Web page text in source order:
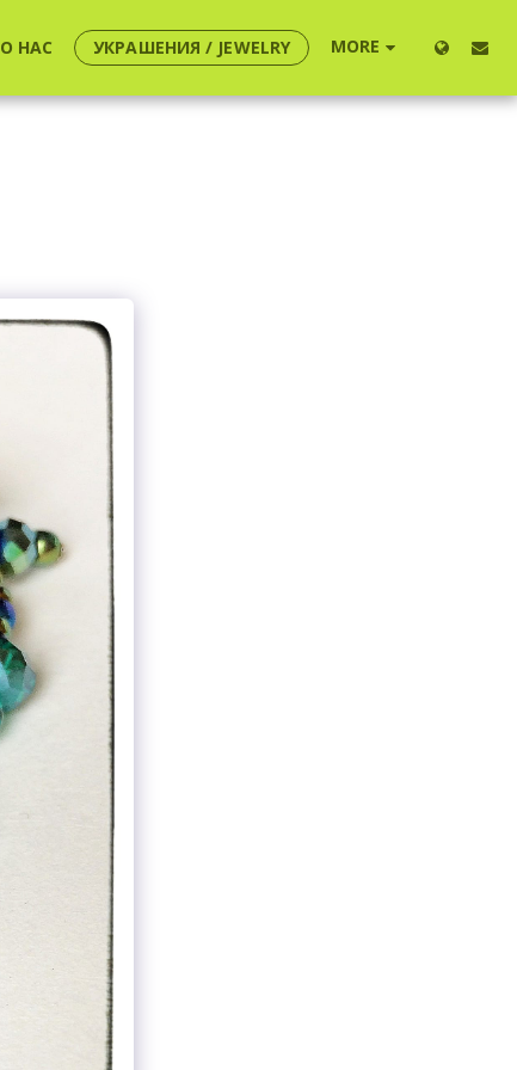
О НАС УКРАШЕНИЯ / JEWELRY MORE